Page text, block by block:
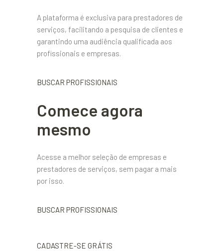
A plataforma é exclusiva para prestadores de
serviços, facilitando a pesquisa de clientes e
garantindo uma audiência qualificada aos
profissionais e empresas.
BUSCAR PROFISSIONAIS
Comece agora
mesmo
Acesse a melhor seleção de empresas e
prestadores de serviços, sem pagar a mais
por isso.
BUSCAR PROFISSIONAIS
CADASTRE-SE GRÁTIS